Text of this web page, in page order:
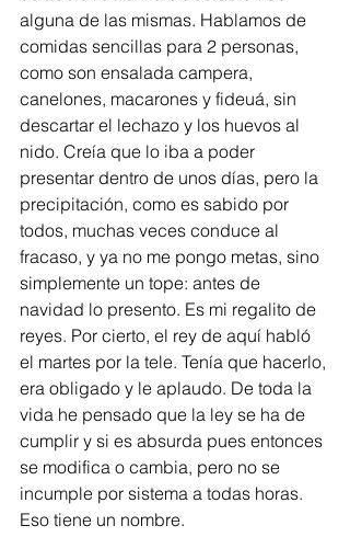
alguna de las mismas. Hablamos de
comidas sencillas para 2 personas,
como son ensalada campera,
canelones, macarones y fideuá, sin
descartar el lechazo y los huevos al
nido. Creía que lo iba a poder
presentar dentro de unos días, pero la
precipitación, como es sabido por
todos, muchas veces conduce al
fracaso, y ya no me pongo metas, sino
simplemente un tope: antes de
navidad lo presento. Es mi regalito de
reyes. Por cierto, el rey de aquí habló
el martes por la tele. Tenía que hacerlo,
era obligado y le aplaudo. De toda la
vida he pensado que la ley se ha de
cumplir y si es absurda pues entonces
se modifica o cambia, pero no se
incumple por sistema a todas horas.
Eso tiene un nombre.